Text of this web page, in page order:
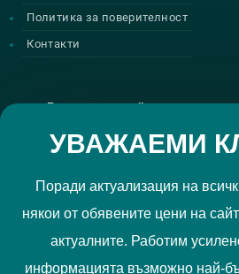
УВАЖАЕМИ
Поради актуализация на
някои от обявените цени на
актуалните. Работим
информацията възможно най-
Политика за поверителност
Контакти
Регистрирай се за
Прочетох и приемам Политиката
РЕГИСТРИРАЙ